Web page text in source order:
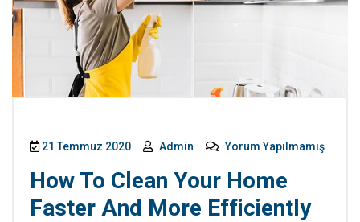
21 Temmuz 2020 Admin Yorum Yapılmamış
How To Clean Your Home
Faster And More Efficiently